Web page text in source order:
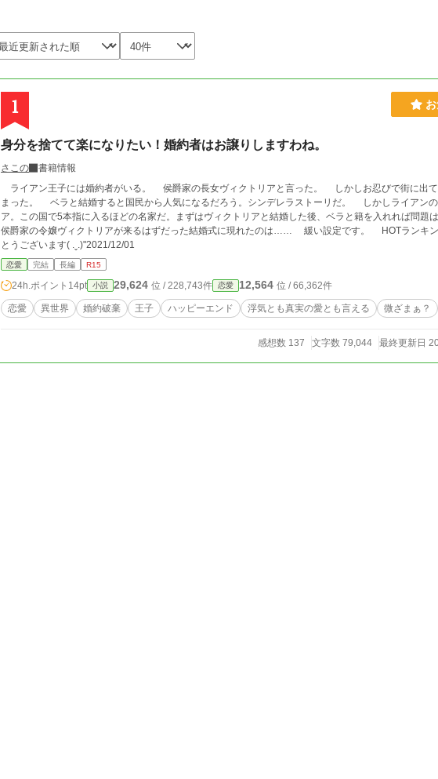
1
身分を捨てて楽になりたい！婚約者はお譲りしますわね。
さこの
書籍情報
ライアン王子には婚約者がいる。 侯爵家の長女ヴィクトリアと言った。 しかしお忍びで街に出て平民の女性ベラと出あってし
まった。 ベラと結婚すると国民から人気になるだろう。シンデレラストーリだ。 しかしライアンの婚約者は侯爵令嬢ヴィクトリ
ア。この国で5本指に入るほどの名家だ。まずはヴィクトリアと結婚した後、ベラと籍を入れれば問題はない。 そして結婚
侯爵家の令嬢ヴィクトリアが来るはずだった結婚式に現れたのは…… 緩い設定です。 HOTランキング入り致しました‪.ᐟ‪.ᐟ ありが
とうございます( .ˬ.)"2021/12/01
恋愛 完結 長編 R15
24h.ポイント 14pt 小説 29,624 位 / 228,743件 恋愛 12,564 位 / 66,362件
恋愛 異世界 婚約破棄 王子 ハッピーエンド 浮気とも真実の愛とも言える 微ざまぁ？
感想数 137 文字数 79,044 最終更新日